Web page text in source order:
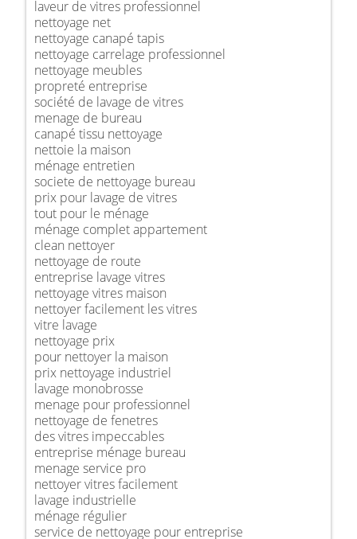
laveur de vitres professionnel
nettoyage net
nettoyage canapé tapis
nettoyage carrelage professionnel
nettoyage meubles
propreté entreprise
société de lavage de vitres
menage de bureau
canapé tissu nettoyage
nettoie la maison
ménage entretien
societe de nettoyage bureau
prix pour lavage de vitres
tout pour le ménage
ménage complet appartement
clean nettoyer
nettoyage de route
entreprise lavage vitres
nettoyage vitres maison
nettoyer facilement les vitres
vitre lavage
nettoyage prix
pour nettoyer la maison
prix nettoyage industriel
lavage monobrosse
menage pour professionnel
nettoyage de fenetres
des vitres impeccables
entreprise ménage bureau
menage service pro
nettoyer vitres facilement
lavage industrielle
ménage régulier
service de nettoyage pour entreprise